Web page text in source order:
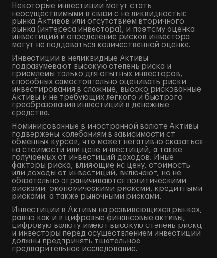
Некоторые инвестиции могут стать
неосуществимыми в связи с не ликвидностью
рынка Активов или отсутствием вторичного
рынка (интереса инвестора), и поэтому оценка
инвестиций и определение рисков инвестора
могут не поддаваться количественной оценке.
Инвестиции в неликвидные Активы
подразумевают высокую степень риска и
приемлемы только для опытных инвесторов,
способных самостоятельно оценивать риски
инвестирования в сложные, высоко рискованные
Активы и не требующих легкого и быстрого
преобразования инвестиций в денежные
средства.
Номинированные в иностранной валюте Активы
подвержены колебаниям в зависимости от
обменных курсов, что может негативно сказаться
на стоимости или цене инвестиций, а также
получаемых от инвестиций доходов. Иные
факторы риска, влияющие на цену, стоимость
или доходы от инвестиций, включают, но не
обязательно ограничиваются политическими
рисками, экономическими рисками, кредитными
рисками, а также рыночными рисками.
Инвестиции в Активы на развивающихся рынках,
равно как и в цифровые финансовые активы,
цифровую валюту имеют высокую степень риска,
и инвесторы перед осуществлением инвестиций
должны предпринять тщательное
предварительное исследование.